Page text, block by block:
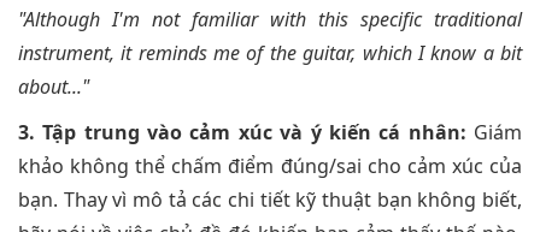
"Although I'm not familiar with this specific traditional
instrument, it reminds me of the guitar, which I know a bit
about..."
3. Tập trung vào cảm xúc và ý kiến cá nhân: Giám
khảo không thể chấm điểm đúng/sai cho cảm xúc của
bạn. Thay vì mô tả các chi tiết kỹ thuật bạn không biết,